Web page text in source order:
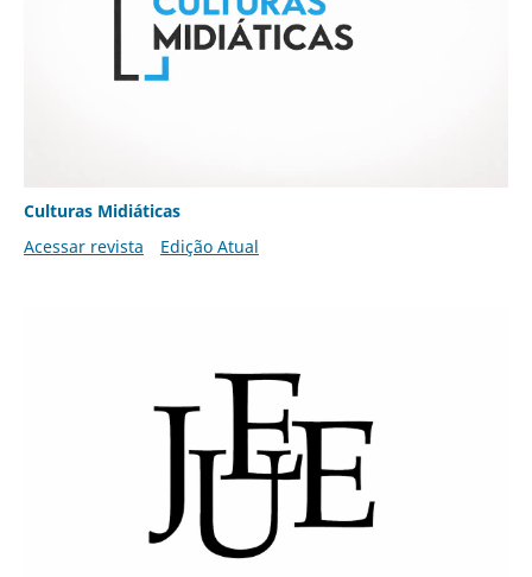
Culturas Midiáticas
Acessar revista
Edição Atual